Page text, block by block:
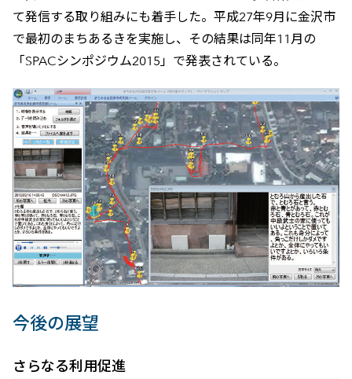
て発信する取り組みにも着手した。平成27年9月に金沢市
で最初のまちあるきを実施し、その結果は同年11月の
「SPACシンポジウム2015」で発表されている。
今後の展望
さらなる利用促進